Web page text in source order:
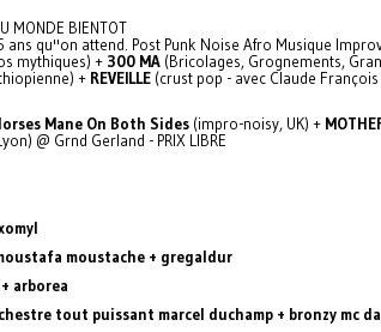
MONDE BIENTOT
ans qu''on attend. Post Punk Noise Afro Musique
mythiques) + 300 MA (Bricolages, Grognements,
+ REVEILLE (crust pop - avec Claude
Mane On Both Sides (impro-noisy, UK) +
@ Grnd Gerland - PRIX LIBRE
moustache + gregaldur
arborea
tout puissant marcel duchamp + bronzy mc